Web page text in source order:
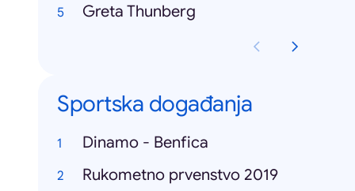
Greta Thunberg
Sportska događanja
Dinamo - Benfica
Rukometno prvenstvo 2019